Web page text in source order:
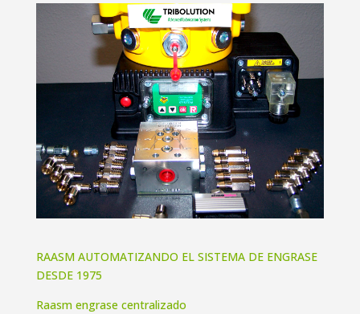
RAASM AUTOMATIZANDO EL SISTEMA DE ENGRASE
DESDE 1975
Raasm engrase centralizado